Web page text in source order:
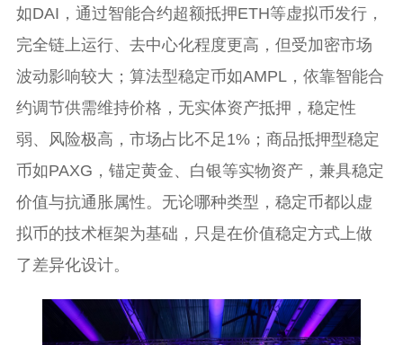
如DAI，通过智能合约超额抵押ETH等虚拟币发行，
完全链上运行、去中心化程度更高，但受加密市场
波动影响较大；算法型稳定币如AMPL，依靠智能合
约调节供需维持价格，无实体资产抵押，稳定性
弱、风险极高，市场占比不足1%；商品抵押型稳定
币如PAXG，锚定黄金、白银等实物资产，兼具稳定
价值与抗通胀属性。无论哪种类型，稳定币都以虚
拟币的技术框架为基础，只是在价值稳定方式上做
了差异化设计。